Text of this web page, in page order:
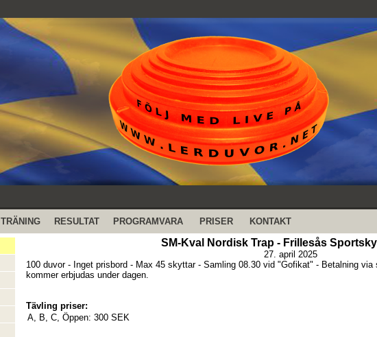
TRÄNING RESULTAT PROGRAMVARA PRISER KONTAKT
SM-Kval Nordisk Trap - Frillesås
27. april 2025
100 duvor - Inget prisbord - Max 45 skyttar - Samling 08.30 vid "Gofikat" - Betalning
kommer erbjudas under dagen.
Tävling priser:
A, B, C, Öppen: 300 SEK